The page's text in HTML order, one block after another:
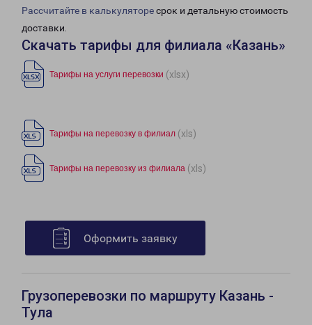
Рассчитайте в калькуляторесрок и детальную стоимость
доставки.
Скачать тарифы для филиала «Казань»
Тарифы на услуги перевозки (xlsx)
Тарифы на перевозку в филиал (xls)
Тарифы на перевозку из филиала (xls)
Оформить заявку
Грузоперевозки по маршруту Казань -
Тула